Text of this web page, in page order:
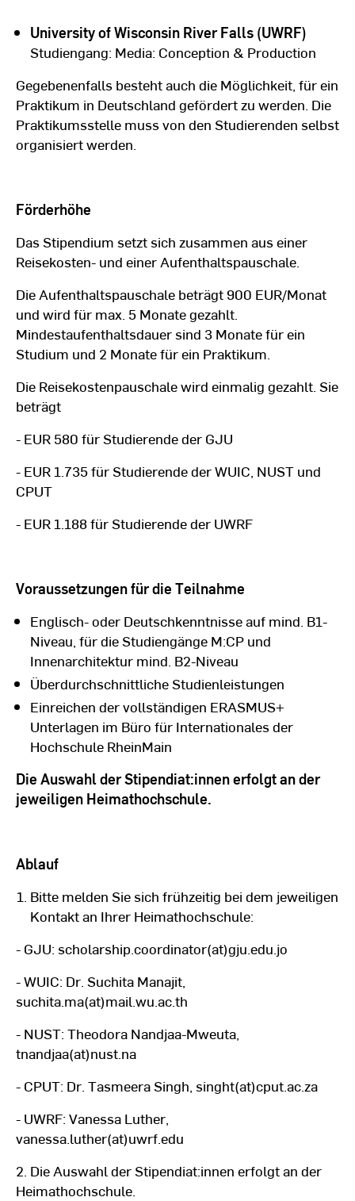
University of Wisconsin River Falls (UWRF)
Studiengang: Media: Conception & Production
Gegebenenfalls besteht auch die Möglichkeit, für ein
Praktikum in Deutschland gefördert zu werden. Die
Praktikumsstelle muss von den Studierenden selbst
organisiert werden.
Förderhöhe
Das Stipendium setzt sich zusammen aus einer
Reisekosten- und einer Aufenthaltspauschale.
Die Aufenthaltspauschale beträgt 900 EUR/Monat
und wird für max. 5 Monate gezahlt.
Mindestaufenthaltsdauer sind 3 Monate für ein
Studium und 2 Monate für ein Praktikum.
Die Reisekostenpauschale wird einmalig gezahlt. Sie
beträgt
- EUR 580 für Studierende der GJU
- EUR 1.735 für Studierende der WUIC, NUST und
CPUT
- EUR 1.188 für Studierende der UWRF
Voraussetzungen für die Teilnahme
Englisch- oder Deutschkenntnisse auf mind. B1-
Niveau, für die Studiengänge M:CP und
Innenarchitektur mind. B2-Niveau
Überdurchschnittliche Studienleistungen
Einreichen der vollständigen ERASMUS+
Unterlagen im Büro für Internationales der
Hochschule RheinMain
Die Auswahl der Stipendiat:innen erfolgt an der
jeweiligen Heimathochschule.
Ablauf
Bitte melden Sie sich frühzeitig bei dem jeweiligen
Kontakt an Ihrer Heimathochschule:
- GJU: scholarship.coordinator(at)gju.edu.jo
- WUIC: Dr. Suchita Manajit,
suchita.ma(at)mail.wu.ac.th
- NUST: Theodora Nandjaa-Mweuta,
tnandjaa(at)nust.na
- CPUT: Dr. Tasmeera Singh, singht(at)cput.ac.za
- UWRF: Vanessa Luther,
vanessa.luther(at)uwrf.edu
2. Die Auswahl der Stipendiat:innen erfolgt an der
Heimathochschule.